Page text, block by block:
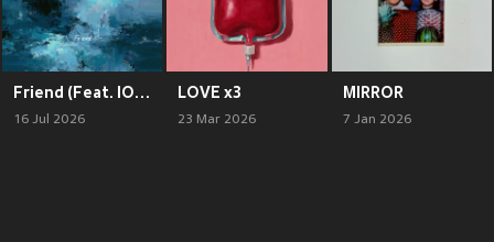
Friend (Feat. IOHBOY)
16 Jul 2026
LOVE x3
23 Mar 2026
MIRROR
7 Jan 2026